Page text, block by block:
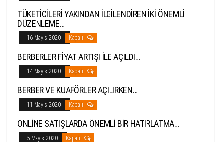
TÜKETİCİLERİ YAKINDAN İLGİLENDİREN İKİ ÖNEMLİ
DÜZENLEME…
16 Mayıs 2020 Kapalı
BERBERLER FİYAT ARTIŞI İLE AÇILDI…
14 Mayıs 2020 Kapalı
BERBER VE KUAFÖRLER AÇILIRKEN…
11 Mayıs 2020 Kapalı
ONLİNE SATIŞLARDA ÖNEMLİ BİR HATIRLATMA…
5 Mayıs 2020 Kapalı